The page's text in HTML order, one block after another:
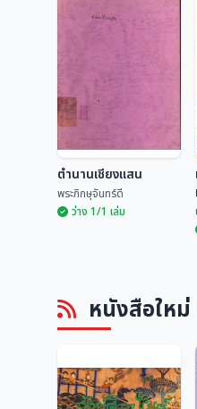
พระภิกษุจันทร์ดี
ตำนานเชียงแสน
พระภิกษุจันทร์ดี
ว่าง 1/1 เล่ม
หนังสือใหม่